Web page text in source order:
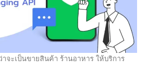
จะเป็นขายสินค้า ร้านอาหาร ให้บริการ